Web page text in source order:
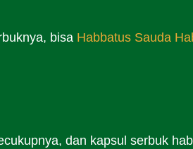
bisa Habbatus Sauda
dan kapsul serbuk